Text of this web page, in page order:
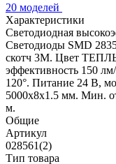
20 моделей
Характеристики
Светодиодная
Светодиоды SMD
скотч 3M. Цвет
эффективность 150
120°. Питание 24 В,
5000x8x1.5 мм. Мин.
м.
Общие
Артикул
028561(2)
Тип товара